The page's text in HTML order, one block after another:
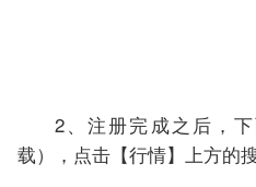
2、注册完成之后，
载），点击【行情】上方的